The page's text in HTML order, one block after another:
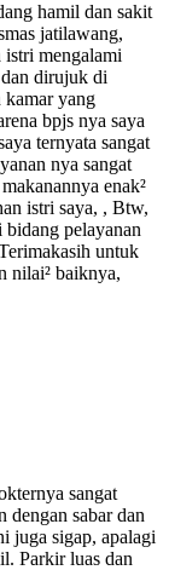
hamil dan sakit
jatilawang,
istri mengalami
dirujuk di
kamar yang
bpjs nya saya
ternyata sangat
nya sangat
enak²
istri saya, , Btw,
pelayanan
untuk
nilai² baiknya,
sangat
dengan sabar dan
juga sigap, apalagi
Parkir luas dan